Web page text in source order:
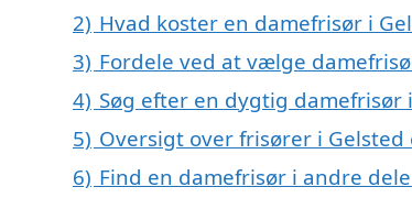
2) Hvad koster en damefrisør i
3) Fordele ved at vælge
4) Søg efter en dygtig
5) Oversigt over frisører i
6) Find en damefrisør i andre